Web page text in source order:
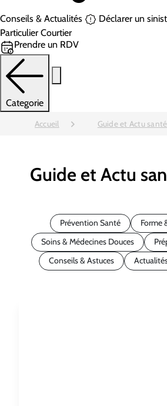
Conseils & Actualités Déclarer un
Particulier Courtier
Prendre un RDV
Categorie
Accueil Guide et Actu
Guide et Actu
Prévention Santé
Forme
Soins & Médecines Douces
Conseils & Astuces